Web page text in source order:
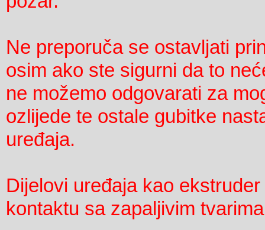
Ne preporuča se ostavljati
osim ako ste sigurni da to
ne možemo odgovarati za
ozlijede te ostale gubitke
uređaja.
Dijelovi uređaja kao
kontaktu sa zapaljivim